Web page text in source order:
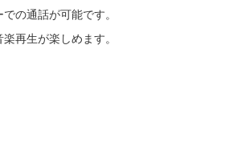
の通話が可能です。
再生が楽しめます。